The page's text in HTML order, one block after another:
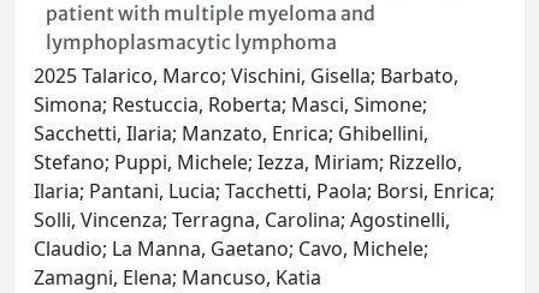
patient with multiple myeloma and
lymphoplasmacytic lymphoma
2025 Talarico, Marco; Vischini, Gisella; Barbato,
Simona; Restuccia, Roberta; Masci, Simone;
Sacchetti, Ilaria; Manzato, Enrica; Ghibellini,
Stefano; Puppi, Michele; Iezza, Miriam; Rizzello,
Ilaria; Pantani, Lucia; Tacchetti, Paola; Borsi, Enrica;
Solli, Vincenza; Terragna, Carolina; Agostinelli,
Claudio; La Manna, Gaetano; Cavo, Michele;
Zamagni, Elena; Mancuso, Katia